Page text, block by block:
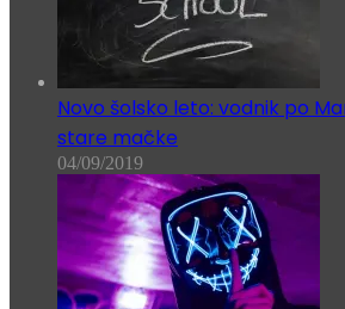
Novo šolsko leto: vodnik po
stare mačke
04/09/2019